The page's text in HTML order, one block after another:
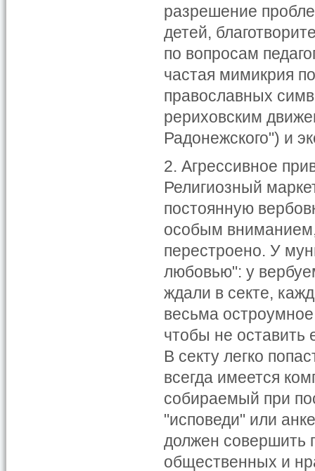
разрешение
детей,
по вопросам
частая мимикрия
православных
рериховским
Радонежского") и
2. Агрессивное
Религиозный
постоянную
особым
перестроено. У
любовью": у
ждали в секте,
весьма остроумное
чтобы не оставить
В секту легко
всегда имеется
собираемый при
"исповеди" или
должен совершить
общественных и